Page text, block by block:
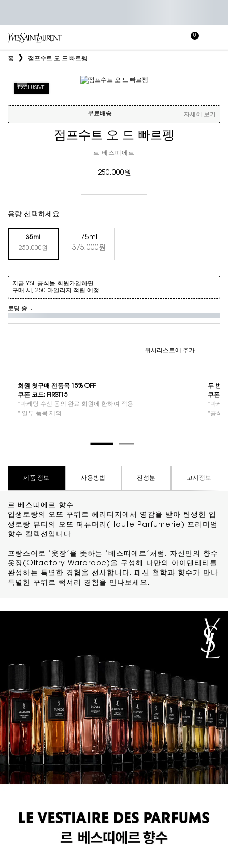
바
0
메인 콘텐츠
홈 점프수트 오 드 빠르펭
무료배송 자세히 보기
점프수트 오 드 빠르펭
르 베스띠에르
250,000원
EXCLUSIVE
용량 선택하세요
Selected
35ml
250,000원
, 1 of 2 Selected
75ml
375,000원
, 2 of 2
지금 YSL 공식몰 회원가입하면
구매 시, 250 마일리지 적립 예정
로딩 중...
위시리스트에 추가
회원 첫구매 전품목 15% OFF​
쿠폰 코드: FIRST15​​
*마케팅 수신 동의 완료 회원에 한하여 적용
* 일부 품목 제외
두 번
쿠폰
*마케
*공식
제품 정보
사용방법 전성분 고시정보
르 베스띠에르 향수
입생로랑의 오뜨 꾸뛰르 헤리티지에서 영감을 받아 탄생한 입
생로랑 뷰티의 오뜨 퍼퓨머리(Haute Parfumerie) 프리미엄
향수 컬렉션입니다.
프랑스어로 ‘옷장’을 뜻하는 ‘베스띠에르’처럼, 자신만의 향수
옷장(Olfactory Wardrobe)을 구성해 나만의 아이덴티티를
완성하는 특별한 경험을 선사합니다. 패션 철학과 향수가 만나
특별한 꾸뛰르 럭셔리 경험을 만나보세요.